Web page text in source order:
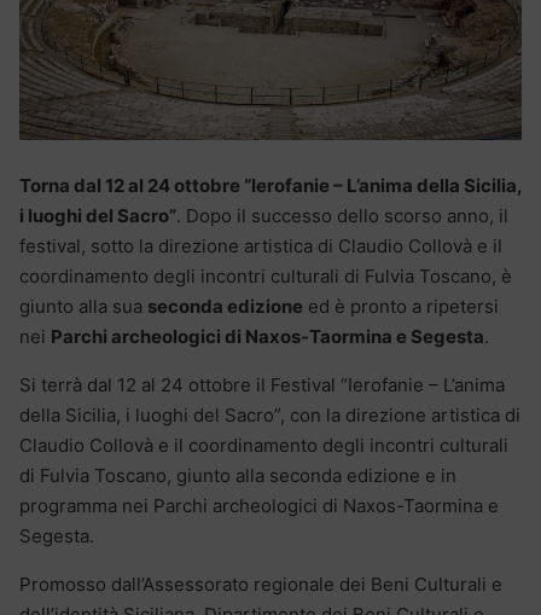
Torna dal 12 al 24 ottobre “Ierofanie – L’anima della Sicilia,
i luoghi del Sacro”. Dopo il successo dello scorso anno, il
festival, sotto la direzione artistica di Claudio Collovà e il
coordinamento degli incontri culturali di Fulvia Toscano, è
giunto alla sua seconda edizione ed è pronto a ripetersi
nei Parchi archeologici di Naxos-Taormina e Segesta.
Si terrà dal 12 al 24 ottobre il Festival “Ierofanie – L’anima
della Sicilia, i luoghi del Sacro”, con la direzione artistica di
Claudio Collovà e il coordinamento degli incontri culturali
di Fulvia Toscano, giunto alla seconda edizione e in
programma nei Parchi archeologici di Naxos-Taormina e
Segesta.
Promosso dall’Assessorato regionale dei Beni Culturali e